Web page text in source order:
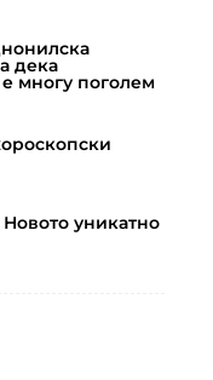
дека
многу поголем
Новото уникатно